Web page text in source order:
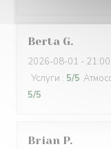
Berta G
2026-08-01 - 21:00
Услуги : 5/5
5/5
Brian P